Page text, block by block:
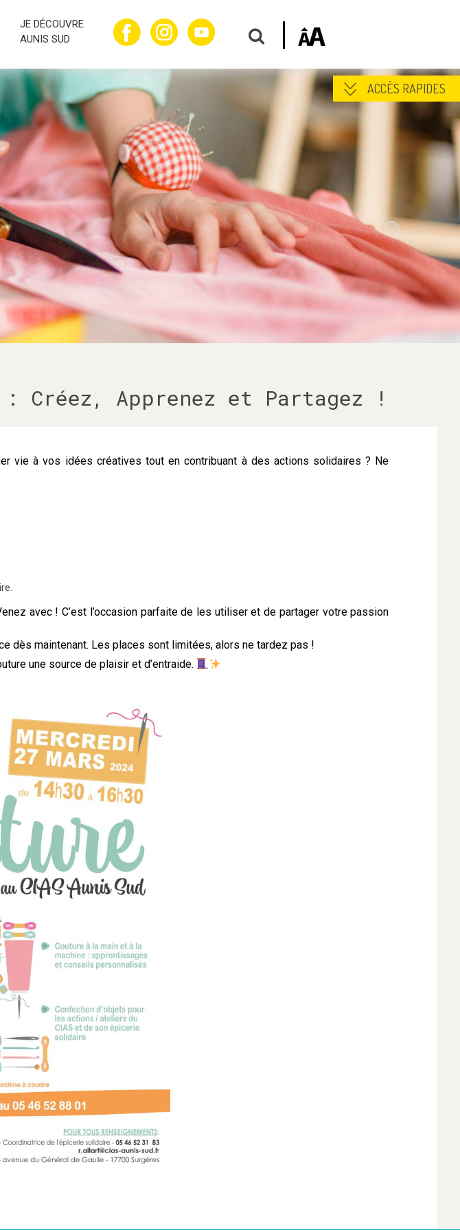
JE DÉCOUVRE
AUNIS SUD
Créez, Apprenez et Partagez !
vie à vos idées créatives tout en contribuant à des actions solidaires ? Ne
avec ! C’est l’occasion parfaite de les utiliser et de partager votre passion
dès maintenant. Les places sont limitées, alors ne tardez pas !
une source de plaisir et d’entraide.